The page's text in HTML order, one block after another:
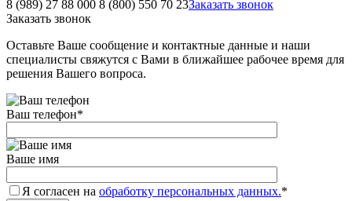
8 (989) 27 88 000 8 (800) 550 70 23Заказать звонок
Заказать звонок
Оставьте Ваше сообщение и контактные данные и наши
специалисты свяжутся с Вами в ближайшее рабочее время для
решения Вашего вопроса.
Ваш телефон*
Ваше имя
Я согласен на обработку персональных данных.*